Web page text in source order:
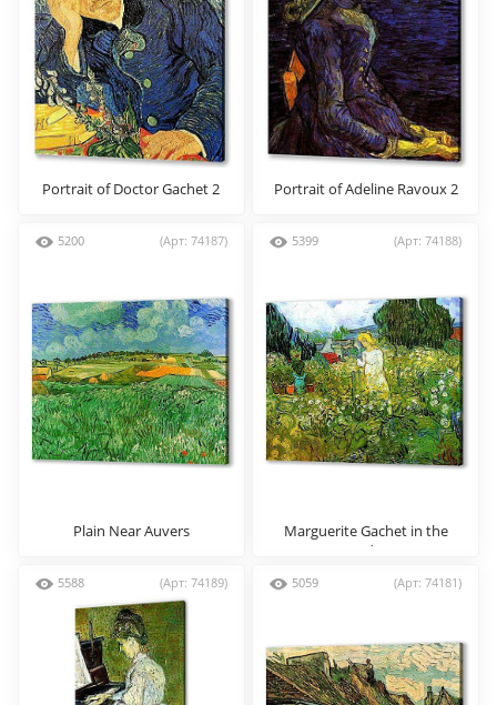
Portrait of Doctor Gachet 2 Portrait of Adeline Ravoux 2
5200 (Арт: 74187)
Plain Near Auvers
5399 (Арт: 74188)
Marguerite Gachet in the
Garden
5588 (Арт: 74189) 5059 (Арт: 74181)